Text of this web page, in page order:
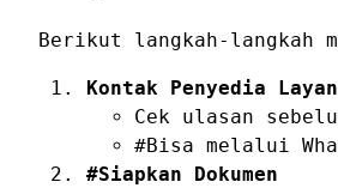
Berikut langkah-langkah
Kontak Penyedia
Cek ulasan
#Bisa melalui
#Siapkan Dokumen